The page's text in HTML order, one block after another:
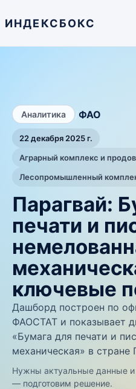
ИНДЕКСБОКС
Аналитика ФАО
22 декабря 2025 г.
Аграрный комплекс и
Лесопромышленный
Парагвай:
печати и
ключевые
Дашборд построен по
ФАОСТАТ и показывает
«Бумага для печати и
механическая» в стране
Нужны актуальные данные и
— подготовим решение.